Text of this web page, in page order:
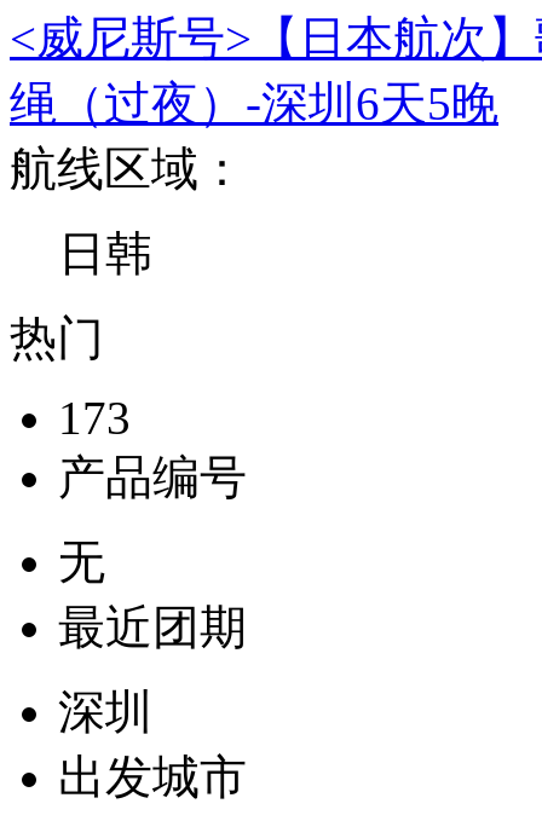
<威尼斯号>【日本航次
绳（过夜）-深圳6天5晚
航线区域：
日韩
热门
173
产品编号
无
最近团期
深圳
出发城市